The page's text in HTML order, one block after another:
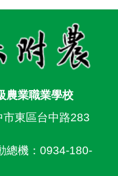
農業職業學校
東區台中路283
總機：0934-180-